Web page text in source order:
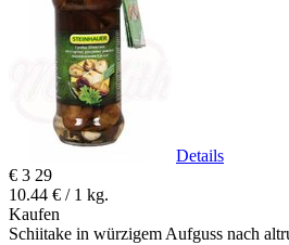
Details
€ 3 29
10.44 € / 1 kg.
Kaufen
Schiitake in würzigem Aufguss nach